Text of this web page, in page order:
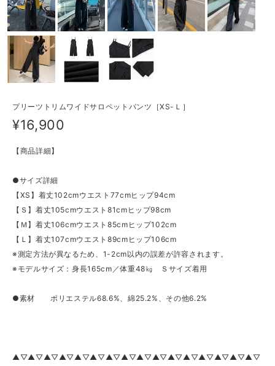
プリーツトリムワイドサロペットパンツ［XS-Ｌ］
¥16,900
【商品詳細】
●サイズ詳細
【XS】着丈102cmウエスト77cmヒップ94cm
【Ｓ】着丈105cmウエスト81cmヒップ98cm
【Ｍ】着丈106cmウエスト85cmヒップ102cm
【Ｌ】着丈107cmウエスト89cmヒップ106cm
※測定方法が異なるため、1-2cm以内の誤差が許容されます。
※モデルサイズ：身長165cm／体重48㎏ Ｓサイズ着用
●素材 ポリエステル68.6%、綿25.2%、その他6.2%
▲▽▲▽▲▽▲▽▲▽▲▽▲▽▲▽▲▽▲▽▲▽▲▽▲▽▲▽▲▽▲▽